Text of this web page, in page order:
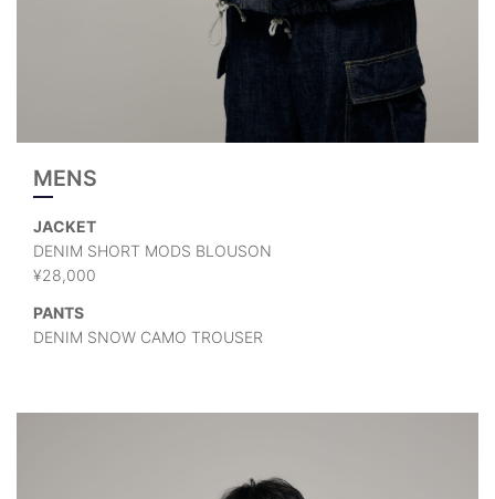
MENS
JACKET
DENIM SHORT MODS BLOUSON
¥28,000
PANTS
DENIM SNOW CAMO TROUSER